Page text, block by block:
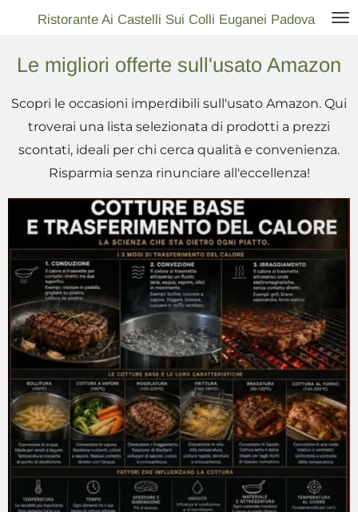
contenuto
Ristorante Ai Castelli Sui Colli Euganei Padova
Le migliori offerte sull'usato Amazon
Scopri le occasioni imperdibili sull'usato Amazon. Qui
troverai una lista selezionata di prodotti a prezzi
scontati, ideali per chi cerca qualità e convenienza.
Risparmia senza rinunciare all'eccellenza!